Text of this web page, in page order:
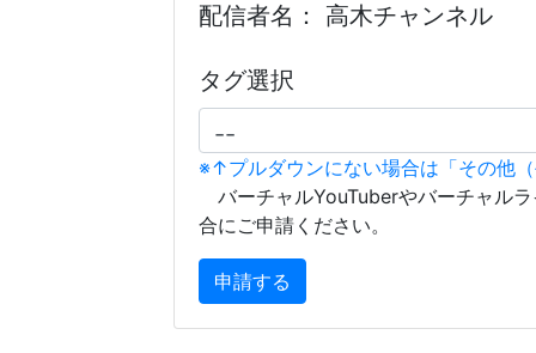
配信者名： 高木チャンネル
タグ選択
※↑プルダウンにない場合は「その他
バーチャルYouTuberやバーチャル
合にご申請ください。
申請する